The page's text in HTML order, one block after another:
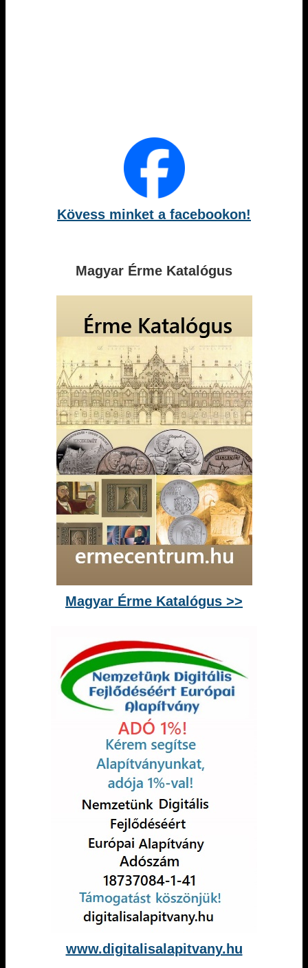
Kövess minket a facebookon!
Magyar Érme Katalógus
Magyar Érme Katalógus >>
www.digitalisalapitvany.hu